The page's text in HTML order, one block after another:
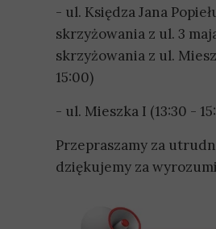
- ul. Księdza Jana
skrzyżowania z ul. 3
skrzyżowania z ul.
15:00)
- ul. Mieszka I (13:30 -
Przepraszamy za
dziękujemy za